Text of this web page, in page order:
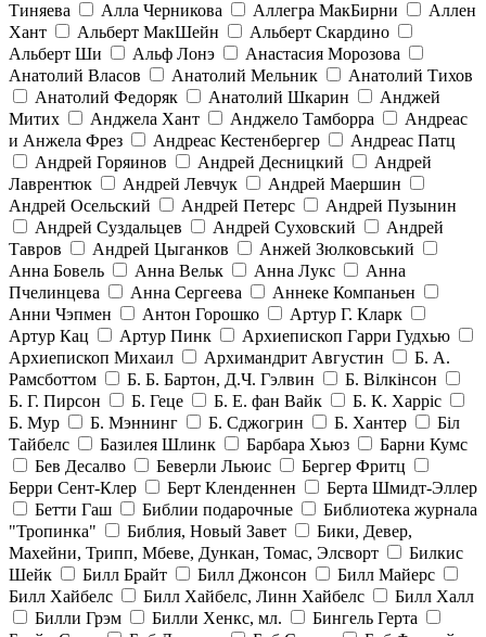
Тиняева
Алла Черникова Аллегра МакБирни
Аллен
Хант
Альберт МакШейн
Альберт Скардино
Альберт Ши
Альф Лонэ
Анастасия Морозова
Анатолий Власов
Анатолий Мельник
Анатолий Тихов
Анатолий Федоряк
Анатолий Шкарин
Анджей
Митих
Анджела Хант Анджело Тамборра
Андреас
и Анжела Фрез
Андреас Кестенбергер
Андреас Патц
Андрей Горяинов
Андрей Десницкий
Андрей
Лаврентюк
Андрей Левчук
Андрей Маершин
Андрей Осельский
Андрей Петерс
Андрей Пузынин
Андрей Суздальцев
Андрей Суховский
Андрей
Тавров
Андрей Цыганков
Анжей Зюлковський
Анна Бовель
Анна Вельк Анна Лукс
Анна
Пчелинцева
Анна Сергеева
Аннеке Компаньен
Анни Чэпмен
Антон Горошко
Артур Г. Кларк
Артур Кац
Артур Пинк
Архиепископ Гарри Гудхью
Архиепископ Михаил
Архимандрит Августин
Б. А.
Рамсботтом
Б. Б. Бартон, Д.Ч. Гэлвин
Б. Вілкінсон
Б. Г. Пирсон
Б. Геце Б. Е. фан Вайк
Б. К. Харріс
Б. Мур
Б. Мэннинг Б. Сджогрин Б. Хантер
Біл
Тайбелс
Базилея Шлинк Барбара Хьюз
Барни Кумс
Бев Десалво
Беверли Льюис
Бергер Фритц
Берри Сент-Клер
Берт Кленденнен
Берта Шмидт-Эллер
Бетти Гаш
Библии подарочные
Библиотека журнала
"Тропинка"
Библия, Новый Завет
Бики, Девер,
Махейни, Трипп, Мбеве, Дункан, Томас, Элсворт
Билкис
Шейк
Билл Брайт Билл Джонсон
Билл Майерс
Билл Хайбелс
Билл Хайбелс, Линн Хайбелс
Билл Халл
Билли Грэм
Билли Хенкс, мл.
Бингель Герта